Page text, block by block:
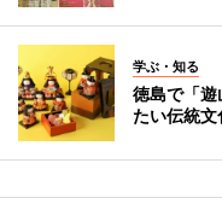
学ぶ・知る
徳島で「
たい伝統文